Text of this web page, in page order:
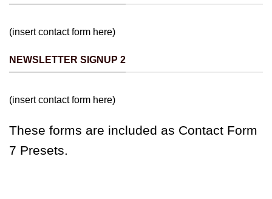
(insert contact form here)
NEWSLETTER SIGNUP 2
(insert contact form here)
These forms are included as Contact Form
7 Presets.